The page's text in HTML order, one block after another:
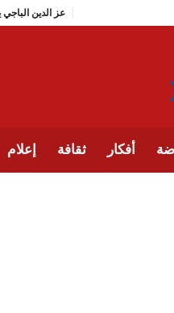
أفكار ثقافة إعلام